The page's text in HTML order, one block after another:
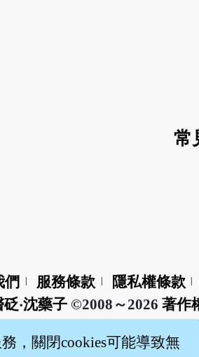
常
們 服務條款 隱私權條款
砭‧沈藥子©2008～2026 著作
，關閉cookies可能導致無